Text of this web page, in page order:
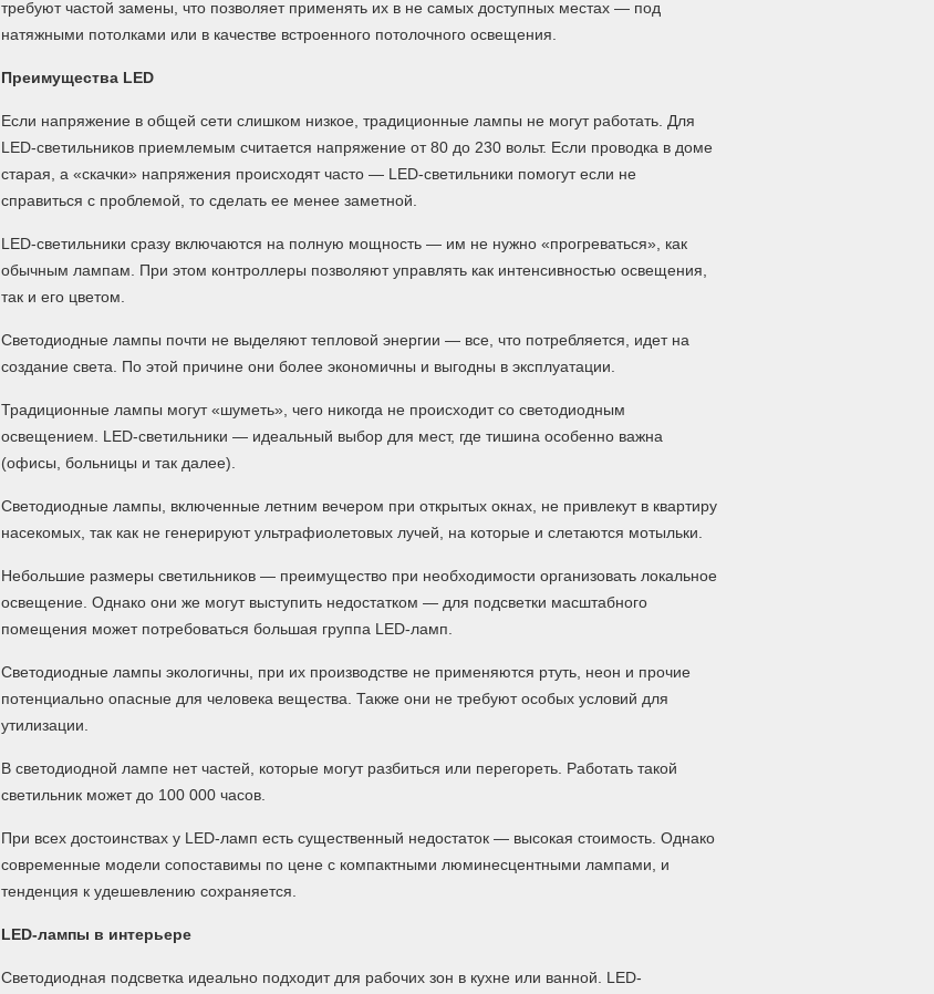
требуют частой замены, что позволяет применять их в не самых доступных местах — под
натяжными потолками или в качестве встроенного потолочного освещения.
Преимущества LED
Если напряжение в общей сети слишком низкое, традиционные лампы не могут работать. Для
LED-светильников приемлемым считается напряжение от 80 до 230 вольт. Если проводка в доме
старая, а «скачки» напряжения происходят часто — LED-светильники помогут если не
справиться с проблемой, то сделать ее менее заметной.
LED-светильники сразу включаются на полную мощность — им не нужно «прогреваться», как
обычным лампам. При этом контроллеры позволяют управлять как интенсивностью освещения,
так и его цветом.
Светодиодные лампы почти не выделяют тепловой энергии — все, что потребляется, идет на
создание света. По этой причине они более экономичны и выгодны в эксплуатации.
Традиционные лампы могут «шуметь», чего никогда не происходит со светодиодным
освещением. LED-светильники — идеальный выбор для мест, где тишина особенно важна
(офисы, больницы и так далее).
Светодиодные лампы, включенные летним вечером при открытых окнах, не привлекут в квартиру
насекомых, так как не генерируют ультрафиолетовых лучей, на которые и слетаются мотыльки.
Небольшие размеры светильников — преимущество при необходимости организовать локальное
освещение. Однако они же могут выступить недостатком — для подсветки масштабного
помещения может потребоваться большая группа LED-ламп.
Светодиодные лампы экологичны, при их производстве не применяются ртуть, неон и прочие
потенциально опасные для человека вещества. Также они не требуют особых условий для
утилизации.
В светодиодной лампе нет частей, которые могут разбиться или перегореть. Работать такой
светильник может до 100 000 часов.
При всех достоинствах у LED-ламп есть существенный недостаток — высокая стоимость. Однако
современные модели сопоставимы по цене с компактными люминесцентными лампами, и
тенденция к удешевлению сохраняется.
LED-лампы в интерьере
Светодиодная подсветка идеально подходит для рабочих зон в кухне или ванной. LED-